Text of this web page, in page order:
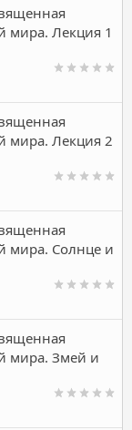
мира. Лекция 1
мира. Лекция 2
мира. Солнце и
мира. Змей и